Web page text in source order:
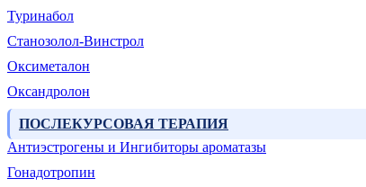
Туринабол
Станозолол-Винстрол
Оксиметалон
Оксандролон
ПОСЛЕКУРСОВАЯ ТЕРАПИЯ
Антиэстрогены и Ингибиторы ароматазы
Гонадотропин